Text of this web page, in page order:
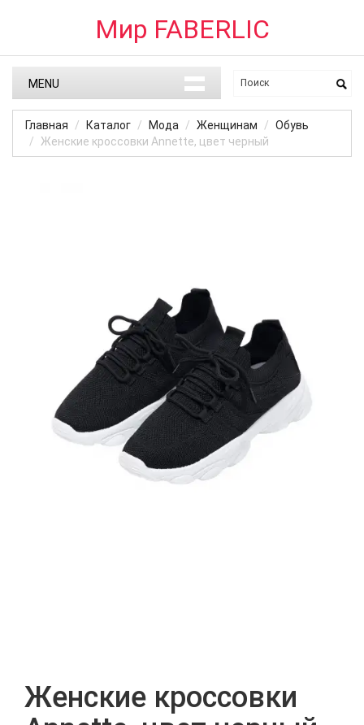
Мир FABERLIC
MENU
Главная Каталог Мода Женщинам
Обувь
Женские кроссовки Annette, цвет черный
Женские кроссовки